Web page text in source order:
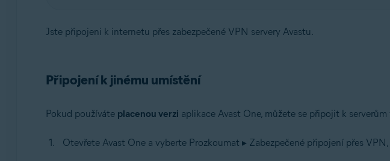
Jste připojeni k internetu přes zabezpečené VPN servery Avastu.
Připojení k jinému umístění
Pokud používáte placenou verzi aplikace Avast One, můžete se připojit k
Otevřete Avast One a vyberte Prozkoumat ▸ Zabezpečené připojení přes